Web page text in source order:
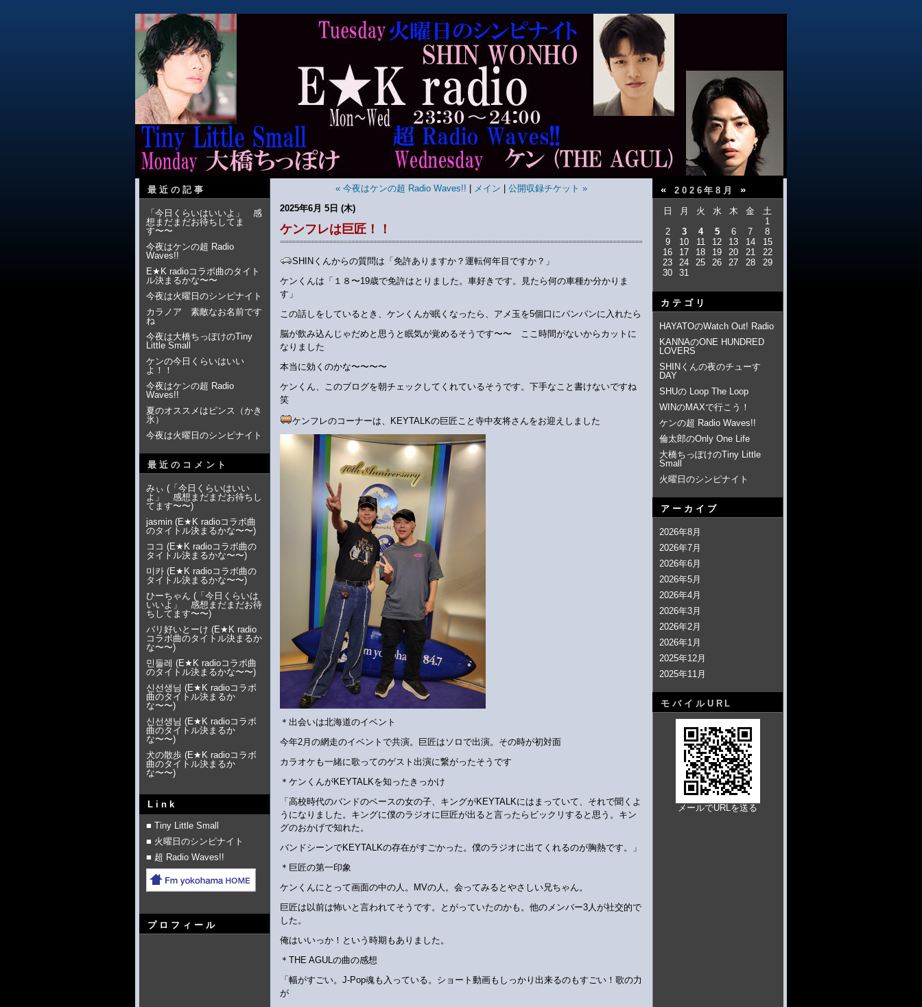
最近の記事
「今日くらいはいいよ」 感
想まだまだお待ちしてま
す〜〜
今夜はケンの超 Radio
Waves!!
E★K radioコラボ曲のタイト
ル決まるかな〜〜
今夜は火曜日のシンピナイト
カラノア 素敵なお名前です
ね
今夜は大橋ちっぽけのTiny
Little Small
ケンの今日くらいはいい
よ！！
今夜はケンの超 Radio
Waves!!
夏のオススメはピンス（かき
氷）
今夜は火曜日のシンピナイト
最近のコメント
みぃ ( 「今日くらいはいい
よ」 感想まだまだお待ちし
てます〜〜)
jasmin (E★K radioコラボ曲
のタイトル決まるかな〜〜)
ココ (E★K radioコラボ曲の
タイトル決まるかな〜〜)
미카 (E★K radioコラボ曲の
タイトル決まるかな〜〜)
ひーちゃん ( 「今日くらいは
いいよ」 感想まだまだお待
ちしてます〜〜)
バリ好いとーけ (E★K radio
コラボ曲のタイトル決まるか
な〜〜)
민들레 (E★K radioコラボ曲
のタイトル決まるかな〜〜)
신선생님 (E★K radioコラボ
曲のタイトル決まるか
な〜〜)
신선생님 (E★K radioコラボ
曲のタイトル決まるか
な〜〜)
犬の散歩 (E★K radioコラボ
曲のタイトル決まるか
な〜〜)
Link
■ Tiny Little Small
■ 火曜日のシンピナイト
■ 超 Radio Waves!!
プロフィール
« 今夜はケンの超 Radio Waves!! メイン
公開収録チケット »
2025年6月 5日 (木)
ケンフレは巨匠！！
SHINくんからの質問は「免許ありますか？運転何年目ですか？」
ケンくんは「１８〜19歳で免許はとりました。車好きです。見たら何の車種か分かりま
す」
この話しをしているとき、ケンくんが眠くなったら、アメ玉を5個口にパンパンに入れたら
脳が飲み込んじゃだめと思うと眠気が覚めるそうです〜〜 ここ時間がないからカットに
なりました
本当に効くのかな〜〜〜〜
ケンくん、このブログを朝チェックしてくれているそうです。下手なこと書けないですね
笑
ケンフレのコーナーは、KEYTALKの巨匠こと寺中友将さんをお迎えしました
＊出会いは北海道のイベント
今年2月の網走のイベントで共演。巨匠はソロで出演。その時が初対面
カラオケも一緒に歌ってのゲスト出演に繋がったそうです
＊ケンくんがKEYTALKを知ったきっかけ
「高校時代のバンドのベースの女の子、キングがKEYTALKにはまっていて、それで聞くよ
うになりました。キングに僕のラジオに巨匠が出ると言ったらビックリすると思う。キン
グのおかげで知れた。
バンドシーンでKEYTALKの存在がすごかった。僕のラジオに出てくれるのが胸熱です。」
＊巨匠の第一印象
ケンくんにとって画面の中の人。MVの人。会ってみるとやさしい兄ちゃん。
巨匠は以前は怖いと言われてそうです。とがっていたのかも。他のメンバー3人が社交的で
した。
俺はいいっか！という時期もありました。
＊THE AGULの曲の感想
「幅がすごい。J-Pop魂も入っている。ショート動画もしっかり出来るのもすごい！歌の力
が
« 2026年8月 »
日 月 火 水 木 金
土
1
2
3 4 5 6 7
8
9
10 11 12 13 14
15
16
17 18 19 20 21
22
23
24 25 26 27 28
29
30
31
カテゴリ
HAYATOのWatch Out! Radio
KANNAのONE HUNDRED
LOVERS
SHINくんの夜のチューす
DAY
SHUの Loop The Loop
WINのMAXで行こう！
ケンの超 Radio Waves!!
倫太郎のOnly One Life
大橋ちっぽけのTiny Little
Small
火曜日のシンピナイト
アーカイブ
2026年8月
2026年7月
2026年6月
2026年5月
2026年4月
2026年3月
2026年2月
2026年1月
2025年12月
2025年11月
モバイルURL
メールでURLを送る